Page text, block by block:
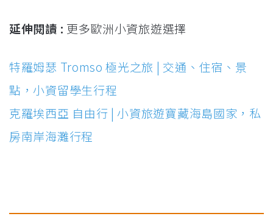
延伸閱讀 : 更多歐洲小資旅遊選擇
特羅姆瑟 Tromso 極光之旅 | 交通、住宿、景
點，小資留學生行程
克羅埃西亞 自由行 | 小資旅遊寶藏海島國家，私
房南岸海灘行程